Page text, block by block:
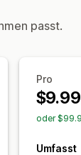
passt.
Pro
$9.99
oder
Umfasst